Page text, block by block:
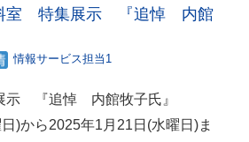
料室 特集展示 『追悼 内館
情報サービス担当1
示 『追悼 内館牧子氏』
)から2025年1月21日(水曜日)ま